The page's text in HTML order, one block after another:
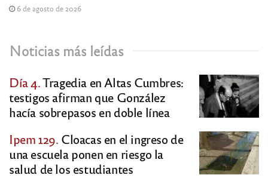
6 de agosto de 2026
Noticias más leídas
Día 4.Tragedia en Altas Cumbres:
testigos afirman que González
hacía sobrepasos en doble línea
Ipem 129. Cloacas en el ingreso de
una escuela ponen en riesgo la
salud de los estudiantes